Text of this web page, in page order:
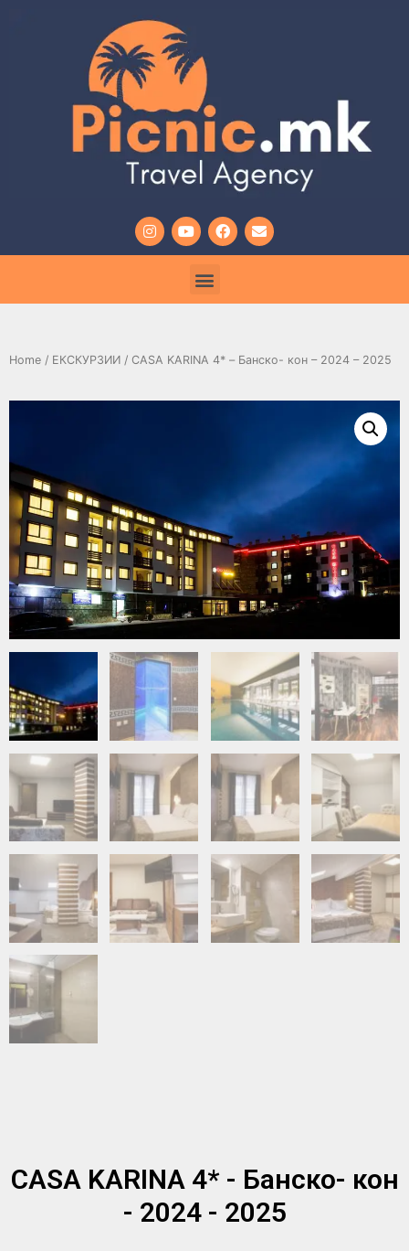
Home / ЕКСКУРЗИИ / CASA KARINA 4* – Банско- кон – 2024 – 2025
CASA KARINA 4* - Банско- кон
- 2024 - 2025